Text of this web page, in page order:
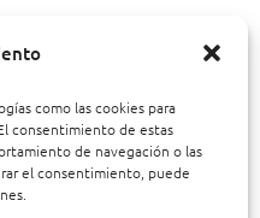
como las cookies para
consentimiento de estas
de navegación o las
el consentimiento, puede